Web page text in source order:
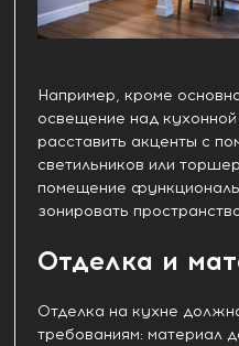
Например, кроме
освещение над
расставить акценты с
светильников или
помещение
зонировать
Отделка и
Отделка на кухне
требованиям: материал